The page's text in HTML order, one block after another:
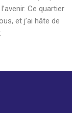
Ce quartier
et j’ai hâte de